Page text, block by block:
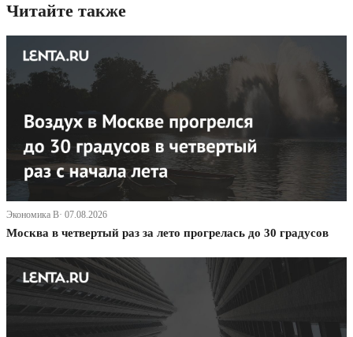
Читайте также
Экономика В· 07.08.2026
Москва в четвертый раз за лето прогрелась до 30 градусов